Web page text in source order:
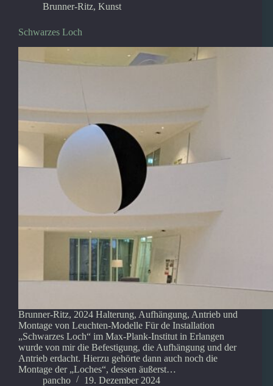
Brunner-Ritz, Kunst
Schwarzes Loch
Brunner-Ritz, 2024 Halterung, Aufhängung, Antrieb und
Montage von Leuchten-Modelle Für de Installation
„Schwarzes Loch“ im Max-Plank-Institut in Erlangen
wurde von mir die Befestigung, die Aufhängung und der
Antrieb erdacht. Hierzu gehörte dann auch noch die
Montage der „Loches“, dessen äußerst…
pancho
19. Dezember 2024